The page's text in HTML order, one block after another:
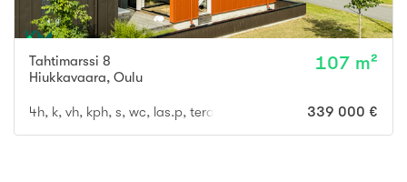
Tahtimarssi 8
Hiukkavaara, Oulu
107 m²
4h, k, vh, kph, s, wc, las.p, terassi + poreamme339 000 €